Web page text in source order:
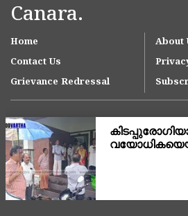
Canara.
Home
About
Contact Us
Grievance Redressal
Copyright © 2007-